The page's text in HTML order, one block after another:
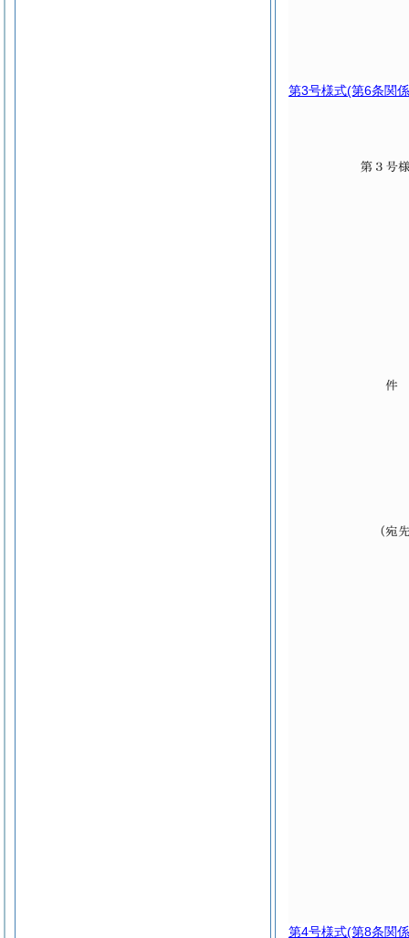
第3号様式(第6条関
第4号様式(第8条関